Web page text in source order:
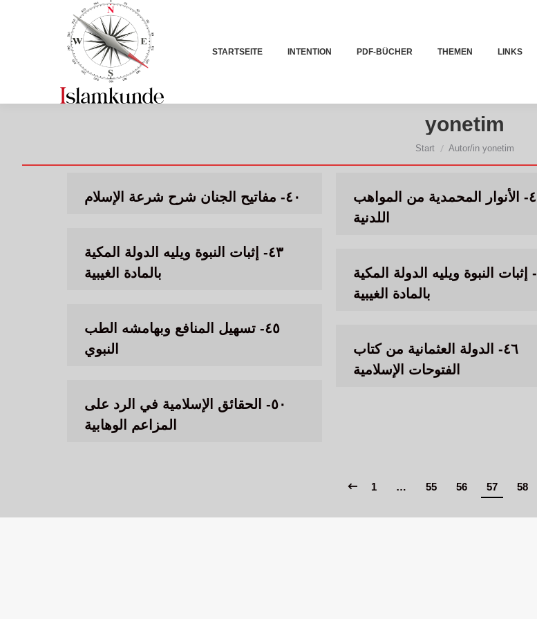
STARTSEITE INTENTION PDF-BÜCHER THEMEN LINKS
yonetim
Sie befinden sich hier:
Start Autor/in yonetim
٤٠- مفاتيح الجنان شرح شرعة الإسلام
٤١- الأنوار المحمدية من المواهب
اللدنية
٤٣- إثبات النبوة ويليه الدولة المكية
بالمادة الغيبية
٤٣- إثبات النبوة ويليه الدولة المكية
بالمادة الغيبية
٤٥- تسهيل المنافع وبهامشه الطب
النبوي
٤٦- الدولة العثمانية من كتاب
الفتوحات الإسلامية
٥٠- الحقائق الإسلامية في الرد على
المزاعم الوهابية
1 … 55 56 57 58